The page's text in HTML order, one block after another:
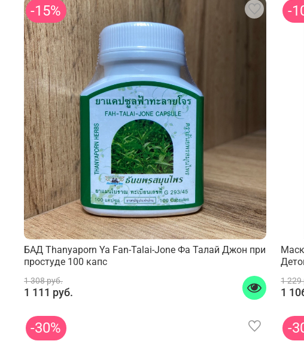
-15%
БАД Thanyaporn Ya Fan-Talai-Jone Фа Талай Джон при
простуде 100 капс
1 308 руб.
1 111 руб.
-
1 229
1
-30% -